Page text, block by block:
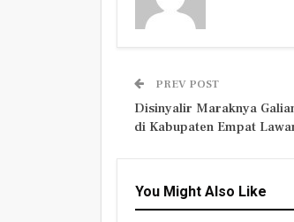
PREV POST
Disinyalir Maraknya
di Kabupaten Empat
You Might Also Like